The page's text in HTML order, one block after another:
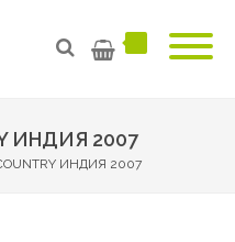
ИНДИЯ 2007
ИНДИЯ 2007